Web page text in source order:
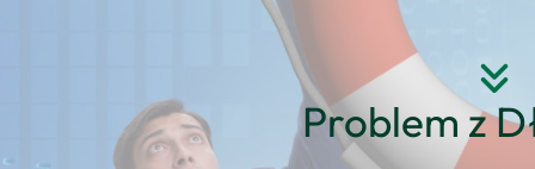
Problem z
Strona główna O nas